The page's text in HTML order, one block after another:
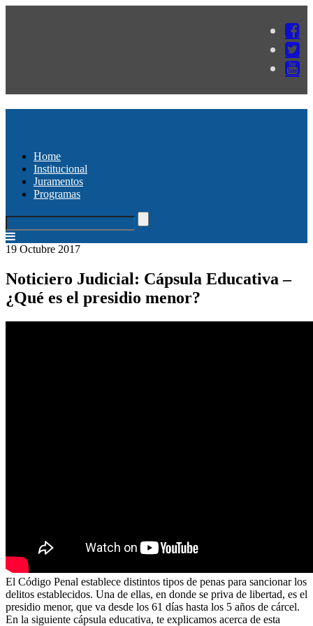
Home
Institucional
Juramentos
Programas
19 Octubre 2017
Noticiero Judicial: Cápsula Educativa –
¿Qué es el presidio menor?
El Código Penal establece distintos tipos de penas para sancionar los
delitos establecidos. Una de ellas, en donde se priva de libertad, es el
presidio menor, que va desde los 61 días hasta los 5 años de cárcel.
En la siguiente cápsula educativa, te explicamos acerca de esta